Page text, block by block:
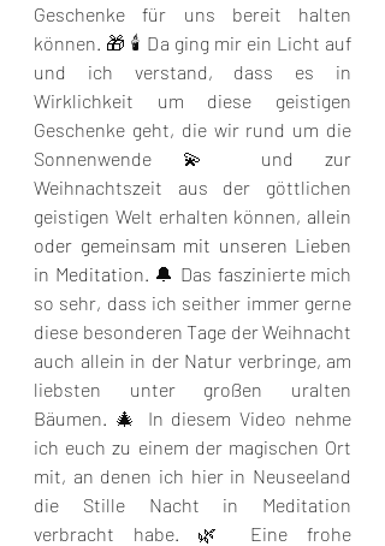
Geschenke für uns bereit halten
können. 🎁 🕯️ Da ging mir ein Licht auf
und ich verstand, dass es in
Wirklichkeit um diese geistigen
Geschenke geht, die wir rund um die
Sonnenwende 💫 und zur
Weihnachtszeit aus der göttlichen
geistigen Welt erhalten können, allein
oder gemeinsam mit unseren Lieben
in Meditation. 🔔 Das faszinierte mich
so sehr, dass ich seither immer gerne
diese besonderen Tage der Weihnacht
auch allein in der Natur verbringe, am
liebsten unter großen uralten
Bäumen. 🎄 In diesem Video nehme
ich euch zu einem der magischen Ort
mit, an denen ich hier in Neuseeland
die Stille Nacht in Meditation
verbracht habe. 🌿 Eine frohe